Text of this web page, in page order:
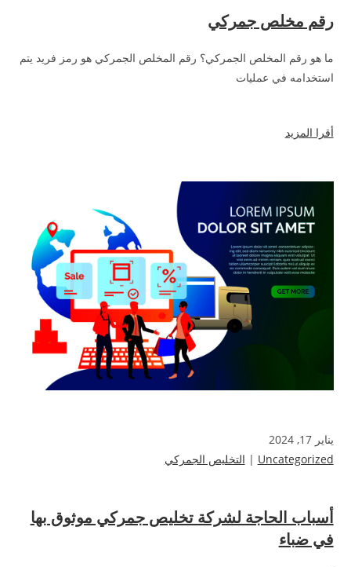
رقم مخلص جمركي
ما هو رقم المخلص الجمركي؟ رقم المخلص الجمركي هو رمز فريد يتم
استخدامه في عمليات
أقرا المزيد
يناير 17, 2024
Uncategorized
| التخليص الجمركي
أسباب الحاجة لشركة تخليص جمركي موثوق بها
في ضباء